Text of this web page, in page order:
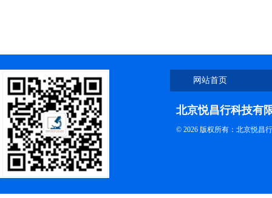
网站首页
北京悦昌行科技有
© 2026 版权所有：北京悦昌